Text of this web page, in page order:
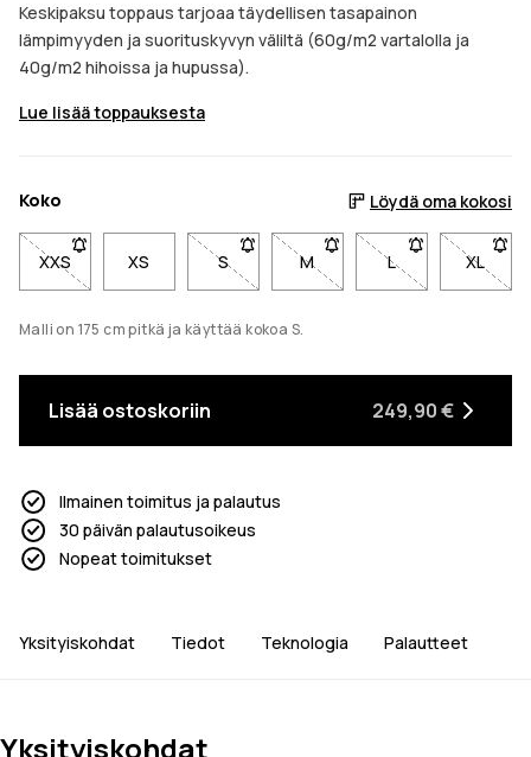
Keskipaksu toppaus tarjoaa täydellisen tasapainon
lämpimyyden ja suorituskyvyn väliltä (60g/m2 vartalolla ja
40g/m2 hihoissa ja hupussa).
Lue lisää toppauksesta
Koko Löydä oma kokosi
XXS- Koko XXS ei ole saatavilla. Napsauta saadaksesi
XS S- Koko S ei ole saatavilla. Napsauta
M- Koko M ei ole saatavilla.
L- Koko L ei ole
XL- Koko
Malli on 175 cm pitkä ja käyttää kokoa S.
Lisää ostoskoriin 249,90 €
Ilmainen toimitus ja palautus
30 päivän palautusoikeus
Nopeat toimitukset
Yksityiskohdat Tiedot Teknologia Palautteet
Yksityiskohdat